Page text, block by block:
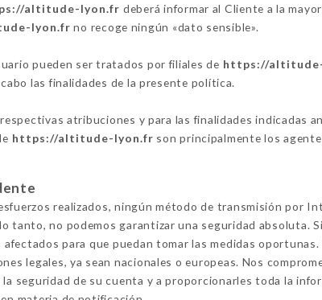
altitude-lyon.fr deberá informar al Cliente a la
lyon.fr no recoge ningún «dato sensible».
pueden ser tratados por filiales de https://
las finalidades de la presente política.
atribuciones y para las finalidades indicadas
https://altitude-lyon.fr son principalmente los
realizados, ningún método de transmisión por
tanto, no podemos garantizar una seguridad absoluta.
para que puedan tomar las medidas
legales, ya sean nacionales o europeas. Nos
seguridad de su cuenta y a proporcionarles toda la